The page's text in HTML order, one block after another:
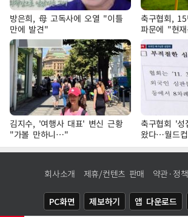
방은희, 母 고독사에 오열 "이틀
만에 발견"
축구협회,
파문에 "현
김지수, '여행사 대표' 변신 근황
"가볼 만하니…"
축구협회 '성
왔다…월드
회사소개 제휴/컨텐츠 판매 약관·정책
PC화면 제보하기 앱 다운로드